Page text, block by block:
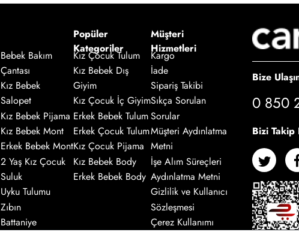
Bebek Bakım
Çantası
Kız Bebek
Salopet
Kız Bebek Pijama
Kız Bebek Mont
Erkek Bebek Mont
2 Yaş Kız Çocuk
Suluk
Uyku Tulumu
Zıbın
Battaniye
Popüler
Kategoriler
Kız Çocuk Tulum
Kız Bebek Dış
Giyim
Kız Çocuk İç Giyim
Erkek Bebek Tulum
Erkek Çocuk Tulum
Kız Çocuk Pijama
Kız Bebek Body
Erkek Bebek Body
Müşteri
Hizmetleri
Kargo
İade
Sipariş Takibi
Sıkça Sorulan
Sorular
Müşteri Aydınlatma
Metni
İşe Alım Süreçleri
Aydınlatma Metni
Gizlilik ve Kullanıcı
Sözleşmesi
Çerez Kullanımı
Bize
0 850
Bizi Takip